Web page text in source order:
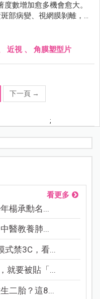
數增加愈多機會愈大。
部病變、視網膜剝離，
近視 、 角膜塑型片
下一頁 →
;
看更多
楊承勳名...
醫教養肺...
式禁3C，看...
就要被貼「...
二胎？這8...